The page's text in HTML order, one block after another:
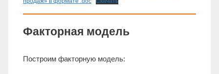
Факторная модель
Построим факторную модель: